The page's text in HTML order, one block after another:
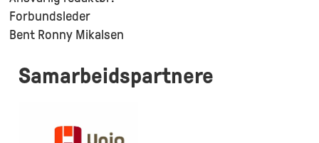
Forbundsleder
Bent Ronny Mikalsen
Samarbeidspartnere